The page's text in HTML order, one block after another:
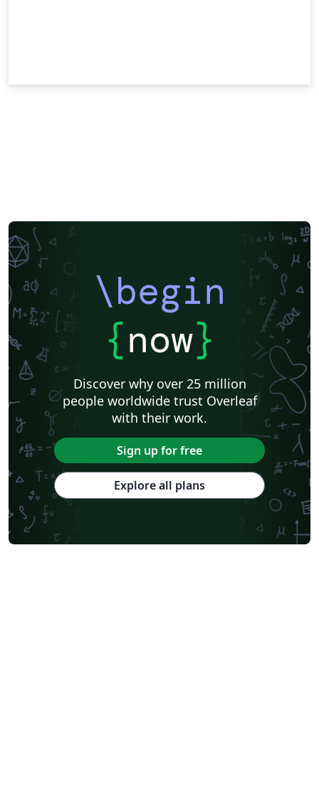
\begin
{now}
Discover why over 25 million
people worldwide trust Overleaf
with their work.
Sign up for free
Explore all plans